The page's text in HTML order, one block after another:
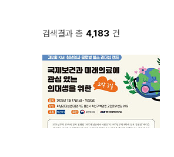
검색결과 총 4,183 건